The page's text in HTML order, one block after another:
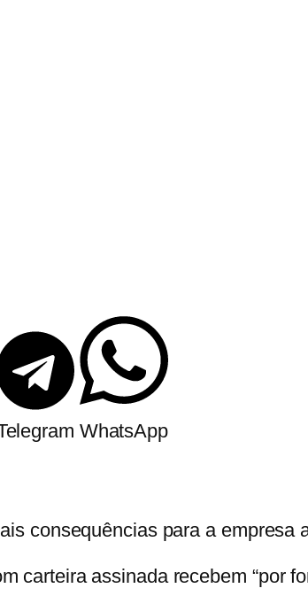
WhatsApp
consequências para a empresa
carteira assinada recebem “por